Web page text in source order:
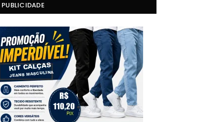
PUBLICIDADE